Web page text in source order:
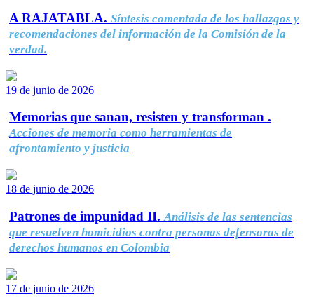
A RAJATABLA. Síntesis comentada de los hallazgos y
recomendaciones del información de la Comisión de la
verdad.
19 de junio de 2026
Memorias que sanan, resisten y transforman .
Acciones de memoria como herramientas de
afrontamiento y justicia
18 de junio de 2026
Patrones de impunidad II. Análisis de las sentencias
que resuelven homicidios contra personas defensoras de
derechos humanos en Colombia
17 de junio de 2026